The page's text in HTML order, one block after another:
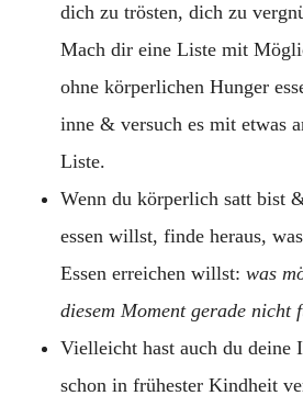
dich zu trösten, dich zu
Mach dir eine Liste mit
ohne körperlichen Hunger
inne & versuch es mit etwas
Liste.
Wenn du körperlich satt bist
essen willst, finde heraus,
Essen erreichen willst: was
diesem Moment gerade nicht
Vielleicht hast auch du deine
schon in frühester Kindheit